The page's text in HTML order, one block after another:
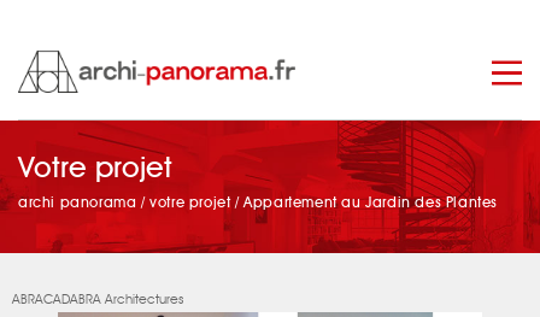
manage_search
Votre projet
archi panorama /votre projet /Appartement au Jardin des Plantes
ABRACADABRA Architectures